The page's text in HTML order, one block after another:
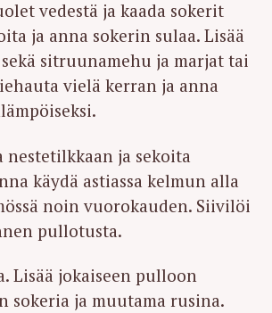
vedestä ja kaada sokerit
ja anna sokerin sulaa. Lisää
sitruunamehu ja marjat tai
vielä kerran ja anna
nestetilkkaan ja sekoita
käydä astiassa kelmun alla
noin vuorokauden. Siivilöi
pullotusta.
Lisää jokaiseen pulloon
sokeria ja muutama rusina.